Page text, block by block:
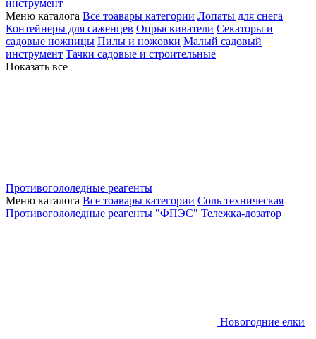
инструмент
Меню каталога Все тоавары категории Лопаты для снега
Контейнеры для саженцев Опрыскиватели Секаторы и
садовые ножницы Пилы и ножовки Малый садовый
инструмент Тачки садовые и строительные
Показать все
Противогололедные реагенты
Меню каталога Все тоавары категории Соль техническая
Противогололедные реагенты "ФПЭС" Тележка-дозатор
Новогодние елки